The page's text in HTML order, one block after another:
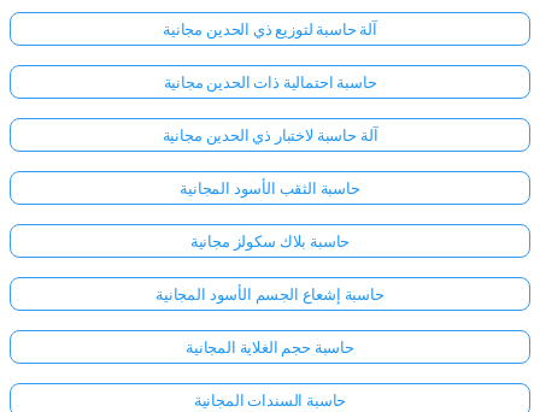
لا
توجد
أسئلة
بعد
اطرح
سؤالك
الأول
آلة حاسبة لتوزيع ذي الحدين مجانية
حاسبة احتمالية ذات الحدين مجانية
آلة حاسبة لاختبار ذي الحدين مجانية
حاسبة الثقب الأسود المجانية
حاسبة بلاك سكولز مجانية
حاسبة إشعاع الجسم الأسود المجانية
حاسبة حجم الغلاية المجانية
حاسبة السندات المجانية